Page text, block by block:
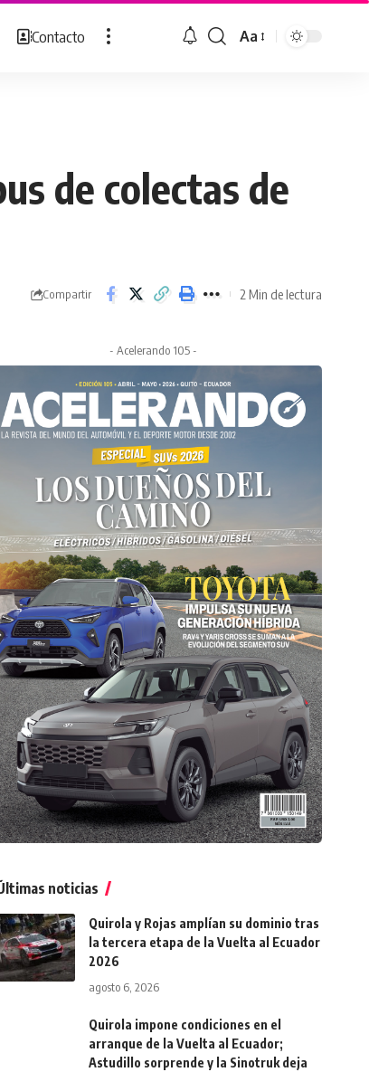
Contacto
Cambiar
Aa
de colectas de
Compartir 2 Min de lectura
- Acelerando 105 -
noticias
Quirola y Rojas amplían su dominio tras
la tercera etapa de la Vuelta al Ecuador
2026
agosto 6, 2026
Quirola impone condiciones en el
arranque de la Vuelta al Ecuador;
Astudillo sorprende y la Sinotruk deja